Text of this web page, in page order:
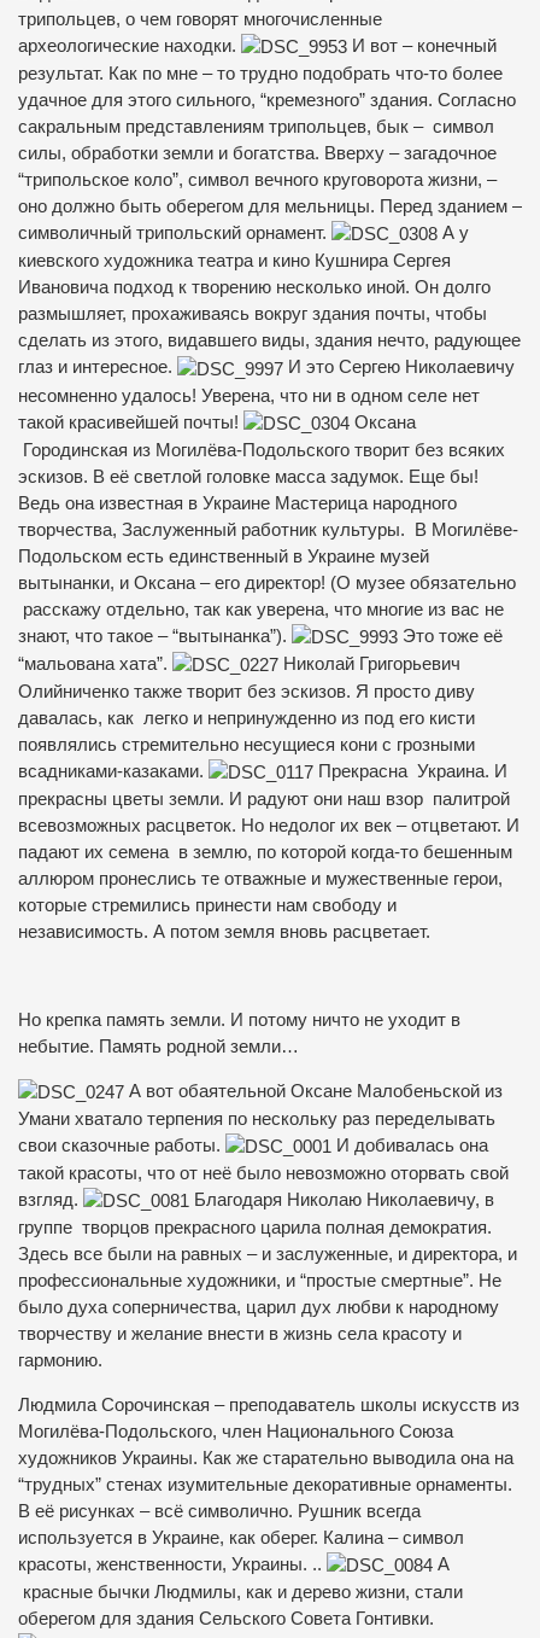
трипольцев, о чем говорят многочисленные
археологические находки.
И вот – конечный
результат. Как по мне – то трудно подобрать что-то более
удачное для этого сильного, “кремезного” здания. Согласно
сакральным представлениям трипольцев, бык – символ
силы, обработки земли и богатства. Вверху – загадочное
“трипольское коло”, символ вечного круговорота жизни, –
оно должно быть оберегом для мельницы. Перед зданием –
символичный трипольский орнамент.
А у
киевского художника театра и кино Кушнира Сергея
Ивановича подход к творению несколько иной. Он долго
размышляет, прохаживаясь вокруг здания почты, чтобы
сделать из этого, видавшего виды, здания нечто, радующее
глаз и интересное.
И это Сергею Николаевичу
несомненно удалось! Уверена, что ни в одном селе нет
такой красивейшей почты!
Оксана
Городинская из Могилёва-Подольского творит без всяких
эскизов. В её светлой головке масса задумок. Еще бы!
Ведь она известная в Украине Мастерица народного
творчества, Заслуженный работник культуры. В Могилёве-
Подольском есть единственный в Украине музей
вытынанки, и Оксана – его директор! (О музее обязательно
расскажу отдельно, так как уверена, что многие из вас не
знают, что такое – “вытынанка”).
Это тоже её
“мальована хата”.
Николай Григорьевич
Олийниченко также творит без эскизов. Я просто диву
давалась, как легко и непринужденно из под его кисти
появлялись стремительно несущиеся кони с грозными
всадниками-казаками.
Прекрасна Украина. И
прекрасны цветы земли. И радуют они наш взор палитрой
всевозможных расцветок. Но недолог их век – отцветают. И
падают их семена в землю, по которой когда-то бешенным
аллюром пронеслись те отважные и мужественные герои,
которые стремились принести нам свободу и
независимость. А потом земля вновь расцветает.
Но крепка память земли. И потому ничто не уходит в
небытие. Память родной земли…
А вот обаятельной Оксане Малобеньской из
Умани хватало терпения по нескольку раз переделывать
свои сказочные работы.
И добивалась она
такой красоты, что от неё было невозможно оторвать свой
взгляд.
Благодаря Николаю Николаевичу, в
группе творцов прекрасного царила полная демократия.
Здесь все были на равных – и заслуженные, и директора, и
профессиональные художники, и “простые смертные”. Не
было духа соперничества, царил дух любви к народному
творчеству и желание внести в жизнь села красоту и
гармонию.
Людмила Сорочинская – преподаватель школы искусств из
Могилёва-Подольского, член Национального Союза
художников Украины. Как же старательно выводила она на
“трудных” стенах изумительные декоративные орнаменты.
В её рисунках – всё символично. Рушник всегда
используется в Украине, как оберег. Калина – символ
красоты, женственности, Украины. ..
А
красные бычки Людмилы, как и дерево жизни, стали
оберегом для здания Сельского Совета Гонтивки.